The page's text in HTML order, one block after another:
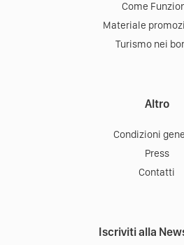
Come
Materiale
Turismo nei
Altro
Condizioni
Press
Contatti
Iscriviti alla